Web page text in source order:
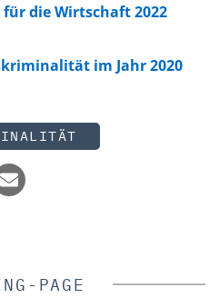
die Wirtschaft 2022
im Jahr 2020
PAGE